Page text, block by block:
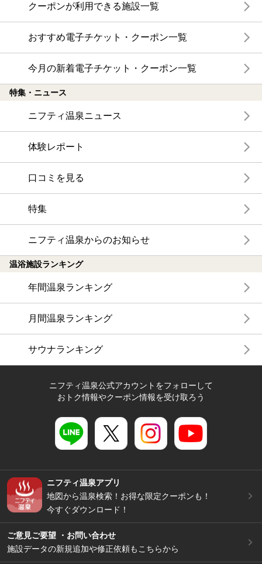
クーポンが利用できる施設一覧
おすすめ電子チケット・クーポン一覧
今月の新着電子チケット・クーポン一覧
特集・ニュース
ニフティ温泉ニュース
体験レポート
口コミを見る
特集
ニフティ温泉からのお知らせ
温浴施設ランキング
年間温泉ランキング
月間温泉ランキング
サウナランキング
ニフティ温泉公式アカウントをフォローして
おトク情報やクーポン情報を受け取ろう
ニフティ温泉アプリ
地図から温泉検索！お得な限定クーポンも！
今すぐダウンロード！
ご意見ご要望 ・お問い合わせ
施設データの新規追加や修正依頼もこちらから